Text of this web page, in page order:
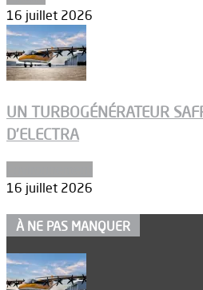
16 juillet 2026
UN TURBOGÉNÉRATEUR
D’ELECTRA
16 juillet 2026
À NE PAS MANQUER